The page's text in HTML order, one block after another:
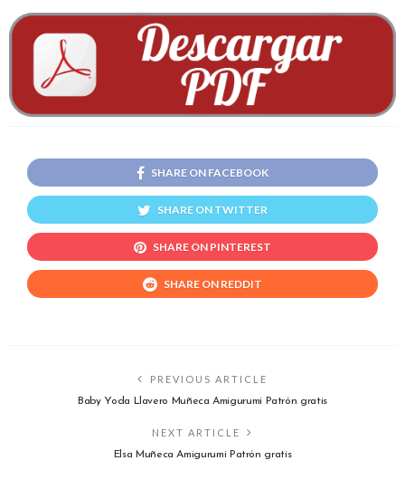
SHARE ON FACEBOOK
SHARE ON TWITTER
SHARE ON PINTEREST
SHARE ON REDDIT
PREVIOUS ARTICLE
Baby Yoda Llavero Muñeca Amigurumi Patrón gratis
NEXT ARTICLE
Elsa Muñeca Amigurumi Patrón gratis